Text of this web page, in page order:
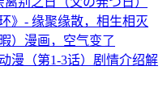
》- 缘聚缘散，相生相灭
）漫画，空气变了
漫（第1-3话）剧情介绍解